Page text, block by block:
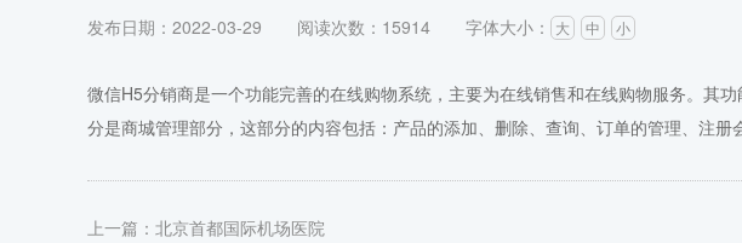
发布日期：2022-03-29 阅读次数：15914 字体大小： 大 中 小
微信H5分销商是一个功能完善的在线购物系统，主要为在线销售和在线购物服务。其
分是商城管理部分，这部分的内容包括：产品的添加、删除、查询、订单的管理、注册
上一篇： 北京首都国际机场医院